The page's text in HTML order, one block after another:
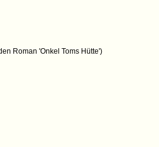
Roman 'Onkel Toms Hütte')